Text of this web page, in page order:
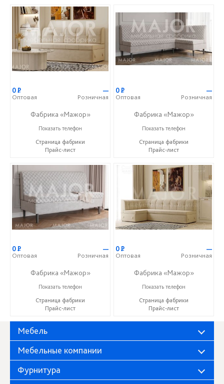
0Р
Оптовая
—
Розничная
Фабрика «Мажор»
+7 (999) 611-98-99
Показать телефон
Страница фабрики
Прайс-лист
0Р
Оптовая
—
Розничная
Фабрика «Мажор»
+7 (999) 611-98-99
Показать телефон
Страница фабрики
Прайс-лист
0Р
Оптовая
—
Розничная
Фабрика «Мажор»
+7 (999) 611-98-99
Показать телефон
Страница фабрики
Прайс-лист
0Р
Оптовая
—
Розничная
Фабрика «Мажор»
+7 (999) 611-98-99
Показать телефон
Страница фабрики
Прайс-лист
Мебель
Мебельные компании
Фурнитура